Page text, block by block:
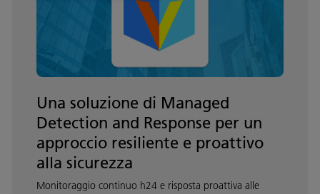
Una soluzione di Managed
Detection and Response per un
approccio resiliente e proattivo
alla sicurezza
Monitoraggio continuo h24 e risposta proattiva alle